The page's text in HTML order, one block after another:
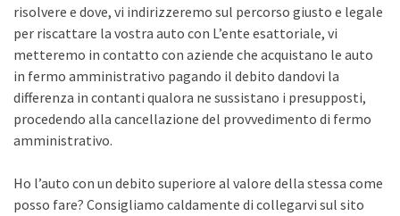
risolvere e dove, vi indirizzeremo sul percorso giusto e legale
per riscattare la vostra auto con L’ente esattoriale, vi
metteremo in contatto con aziende che acquistano le auto
in fermo amministrativo pagando il debito dandovi la
differenza in contanti qualora ne sussistano i presupposti,
procedendo alla cancellazione del provvedimento di fermo
amministrativo.
Ho l’auto con un debito superiore al valore della stessa come
posso fare? Consigliamo caldamente di collegarvi sul sito